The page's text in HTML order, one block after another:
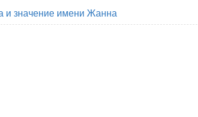
и значение имени Жанна